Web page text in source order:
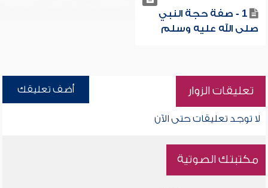
1 - صفة حجة النبي
صلى الله عليه وسلم
تعليقات الزوار أضف تعليقك
لا توجد تعليقات حتى الآن
مكتبتك الصوتية